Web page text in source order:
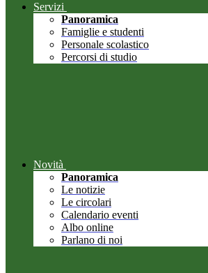
Servizi
Panoramica
Famiglie e studenti
Personale scolastico
Percorsi di studio
Novità
Panoramica
Le notizie
Le circolari
Calendario eventi
Albo online
Parlano di noi